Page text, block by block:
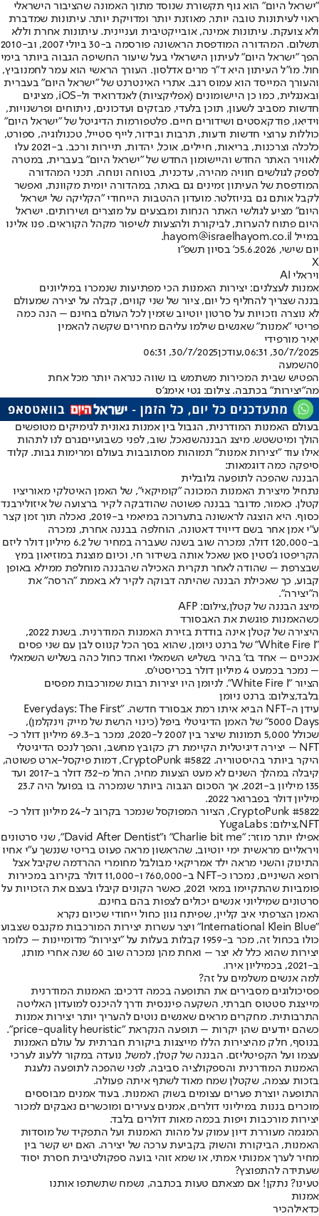
"ישראל היום" הוא גוף תקשורת שנוסד מתוך האמונה שהציבור הישראלי
ראוי לעיתונות טובה יותר, מאוזנת יותר ומדויקת יותר. עיתונות שמדברת
ולא צועקת. עיתונות אמינה, אובייקטיבית ועניינית. עיתונות אחרת וללא
תשלום. המהדורה המודפסת הראשונה פורסמה ב-30 ביולי 2007, וב-2010
הפך "ישראל היום" לעיתון הישראלי בעל שיעור החשיפה הגבוה ביותר בימי
חול. מו"ל העיתון היא ד"ר מרים אדלסון. העורך הראשי הוא עמר לחמנוביץ,
והעורך המייסד הוא עמוס רגב. אתרי האינטרנט של "ישראל היום" בעברית
ובאנגלית, כמו כן היישומונים (אפליקציות) לאנדרואיד ול-iOS, מציגים
חדשות מסביב לשעון, תוכן בלעדי, מבזקים ועדכונים, ניתוחים ופרשנויות,
וידיאו, פודקאסטים ושידורים חיים. פלטפורמות הדיגיטל של "ישראל היום"
כוללות ערוצי חדשות ודעות, תרבות ובידור, לייף סטייל, טכנולוגיה, ספורט,
כלכלה וצרכנות, בריאות, חיילים, אוכל, יהדות, תיירות ורכב. ב-2021 עלו
לאוויר האתר החדש והיישומון החדש של "ישראל היום" בעברית, במטרה
לספק לגולשים חוויה מהירה, עדכנית, בטוחה ונוחה. תכני המהדורה
המודפסת של העיתון זמינים גם באתר, במהדורה יומית מקוונת, ואפשר
לקבל אותם גם בניוזלטר. מועדון ההטבות הייחודי "הקליקה של ישראל
היום" מציע לגולשי האתר הנחות ומבצעים על מוצרים ושירותים. ישראל
היום פתוח להערות, לביקורת ולהצעות לשיפור מקהל הקוראים. פנו אלינו
במייל hayom@israelhayom.co.il.
יום שישי, 5.6.2026
כ' בסיון תשפ"ו
X
ויראלי AI
אמנות לעצלנים: יצירות האמנות הכי מפתיעות שנמכרו במיליונים
בננה שצריך להחליף כל יום, ציור של שני קווים, קבלה על יצירה שמעולם
לא נוצרה וזכויות על סרטון יוטיוב שזמין לכל העולם בחינם – הנה כמה
פריטי "אמנות" שאנשים שילמו עליהם מחירים שקשה להאמין
יאיר מורפידי
30/7/2025, 06:31
,עודכן30/7/2025, 06:31
0השמעה
הפטיש שבית המכירות משתמש בו שווה כנראה יותר מכל אחת
מה"יצירות" בכתבה. צילום: גטי אימג'ס
בעולם האמנות המודרנית, הגבול בין אמנות גאונית לגימיקים מטופשים
הולך ומיטשטש. מיצג הבננהשנאכל, שוב, לפני כשבועייםגרם לנו לתהות
אילו עוד "יצירות אמנות" תמוהות מסתובבות בעולם ומרימות גבות. קלוד
סיפקה כמה דוגמאות:
הבננה שהפכה לתופעה גלובלית
נתחיל מיצירת האמנות המכונה "קומיקאי", של האמן האיטלקי מאוריציו
קטלן. כאמור, מדובר בבננה פשוטה שהודבקה לקיר ברצועה של איזולירבנד
כסוף. היא הוצגה לראשונה בתערוכה במיאמי ב-2019, נאכלה תוך זמן קצר
ע"י אמן אחר בשם דייויד דאטונה, הוחלפה בבננה אחרת, נמכרה
ב-120,000 דולר, נמכרה שוב בשנה שעברה במחיר של 6.2 מיליון דולר ליזם
הקריפטו ג’סטין סאן שאכל אותה בשידור חי, וכיום מוצגת במוזיאון במץ
שבצרפת – שהודה לאחר תקרית האכילה שהבננה מוחלפת ממילא באופן
קבוע, כך שאכילת הבננה שהיתה דבוקה לקיר לא באמת "הרסה" את
ה"יצירה".
מיצג הבננה של קטלן,צילום: AFP
כשהאמנות פוגשת את האבסורד
היצירה של קטלן אינה בודדת בזירת האמנות המודרנית. בשנת 2022,
"White Fire I" של ברנט ניומן, שהוא בסך הכל קנווס לבן עם שני פסים
אנכיים – אחד בז’ בהיר בשליש השמאלי ואחד כחול כהה בשליש השמאלי
– נמכר בכמעט 4 מיליון דולר בכריסטי’ס.
הציור "White Fire I". לניומן היו יצירות רבות שמורכבות מפסים
בלבד,צילום: ברנט ניומן
עידן ה-NFT הביא איתו רמת אבסורד חדשה. "Everydays: The First
5000 Days" של האמן הדיגיטלי ביפּל (כינוי הרשת של מייק וינקלמן),
שכולל 5,000 תמונות שיצר בין 2007 ל-2020, נמכר ב-69.3 מיליון דולר כ-
NFT – יצירה דיגיטלית הקיימת רק כקובץ מחשב, והפך לנכס הדיגיטלי
היקר ביותר בהיסטוריה. CryptoPunk #5822, דמות פיקסל-ארט פשוטה,
קיבלה במהלך השנים לא מעט הצעות מחיר, החל מ-732 דולר ב-2017 ועד
135 מיליון ב-2021, אך הסכום הגבוה ביותר שנמכרה בו בפועל היה 23.7
מיליון דולר בפברואר 2022.
CryptoPunk #5822, הציור המפוקסל שנמכר בקרוב ל-24 מיליון דולר כ-
NFT,צילום: YugaLabs
אפילו יותר מוזר: "Charlie bit me" ו”David After Dentist”, שני סרטונים
ויראליים מראשית ימי יוטיוב, שהראשון מראה פעוט בריטי שננשך ע"י אחיו
התינוק והשני מראה ילד אמריקאי מבולבל מחומרי ההרדמה שקיבל אצל
רופא השיניים, נמכרו כ-NFT ב-760,000 ו-11,000 דולר בקירוב במכירות
פומביות שהתקיימו במאי 2021, כאשר הקונים קיבלו בעצם את הזכויות על
סרטונים שמיליוני אנשים יכולים לצפות בהם בחינם.
האמן הצרפתי איב קליין, שפיתח גוון כחול ייחודי שכיום נקרא
"International Klein Blue" ויצר עשרות יצירות המורכבות מקנבס שצבוע
כולו בכחול זה, מכר ב-1959 קבלות בעלות על "יצירות" מדומיינות – כלומר
יצירות שהוא כלל לא יצר – ואחת מהן נמכרה שוב 60 שנה אחרי מותו,
ב-2021, בכמיליון אירו.
למה אנשים משלמים על זה?
פסיכולוגים מסבירים את התופעה בכמה דרכים: האמנות המודרנית
מייצגת סטטוס חברתי, השקעה פיננסית ודרך להיכנס למועדון האליטה
התרבותית. מחקרים מראים שאנשים נוטים להעריך יותר יצירות אמנות
כשהם יודעים שהן יקרות – תופעה הנקראת "price-quality heuristic".
בנוסף, חלק מהיצירות הללו מייצגות ביקורת חברתית על עולם האמנות
עצמו ועל הקפיטליזם. הבננה של קטלן, למשל, נועדה במקור ללעוג לערכי
האמנות המודרנית והספקולציה סביבה, לפני שהפכה לתופעה נלעגת
בזכות עצמה, שקטלן שמח מאוד לשתף איתה פעולה.
התופעה יוצרת פערים עצומים בשוק האמנות. בעוד אמנים מבוססים
מוכרים בננות במיליוני דולרים, אמנים צעירים ומוכשרים נאבקים למכור
יצירות מורכבות ויפות בכמה מאות דולרים בלבד.
המגמה מעוררת דיון עמוק על מהות האמנות ועל התפקיד של מוסדות
האמנות, הביקורת והשוק בקביעת ערכה של יצירה. האם יש קשר בין
מחיר לערך אמנותי אמתי, או שמא זוהי בועה ספקולטיבית חסרת יסוד
שעתידה להתפוצץ?
טעינו? נתקן! אם מצאתם טעות בכתבה, נשמח שתשתפו אותנו
אמנות
כדאילהכיר